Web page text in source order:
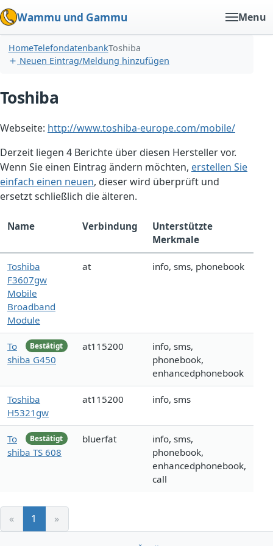
Wammu und Gammu Menu
HomeTelefondatenbankToshiba
Neuen Eintrag/Meldung hinzufügen
Toshiba
Webseite: http://www.toshiba-europe.com/mobile/
Derzeit liegen 4 Berichte über diesen Hersteller vor.
Wenn Sie einen Eintrag ändern möchten, erstellen Sie
einfach einen neuen, dieser wird überprüft und
ersetzt schließlich die älteren.
Name Verbindung
Unterstützte
Merkmale
Toshiba
F3607gw
Mobile
Broadband
Module
at info, sms, phonebook
Bestätigt
To
shiba G450
at115200
info, sms,
phonebook,
enhancedphonebook
Toshiba
H5321gw
at115200 info, sms
Bestätigt
To
shiba TS 608
bluerfat
info, sms,
phonebook,
enhancedphonebook,
call
« 1 »